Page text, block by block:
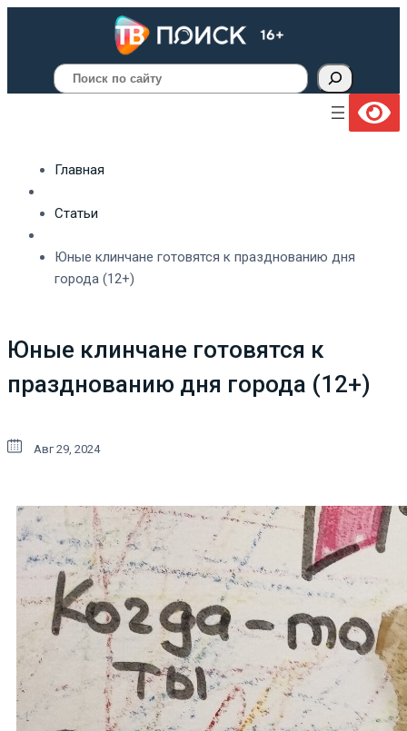
Поиск
Главная
Статьи
Юные клинчане готовятся к празднованию дня
города (12+)
Юные клинчане готовятся к
празднованию дня города (12+)
Авг 29, 2024